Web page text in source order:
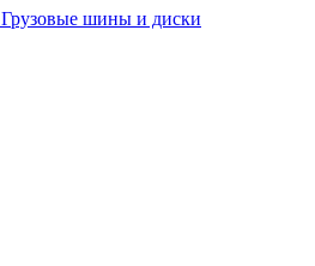
Грузовые шины и диски